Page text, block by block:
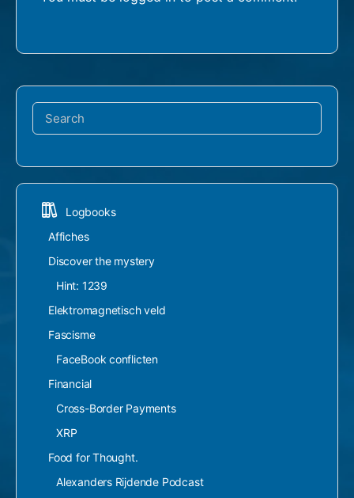
Search
for:
Logbooks
Affiches
Discover the mystery
Hint: 1239
Elektromagnetisch veld
Fascisme
FaceBook conflicten
Financial
Cross-Border Payments
XRP
Food for Thought.
Alexanders Rijdende Podcast